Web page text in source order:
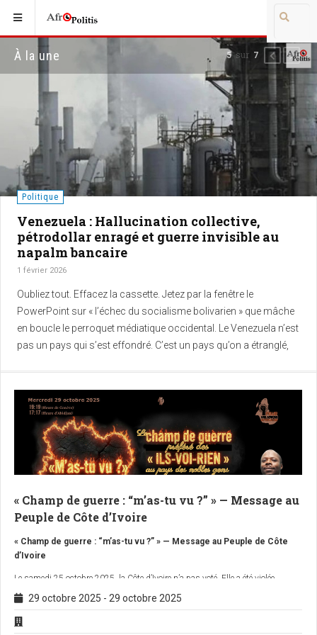
À la une
Politique
Venezuela : Hallucination collective,
pétrodollar enragé et guerre invisible au
napalm bancaire
1 février 2026
Oubliez tout. Effacez la cassette. Jetez par la fenêtre le
PowerPoint sur « l’échec du socialisme bolivarien » que mâche
en boucle le perroquet médiatique occidental. Le Venezuela n’est
pas un pays qui s’est effondré. C’est un pays qu’on a étranglé,
5sur 7 Précédent
« Champ de guerre : “m’as-tu vu ?” » — Message au
Peuple de Côte d’Ivoire
« Champ de guerre : “m’as-tu vu ?” » — Message au Peuple de Côte
d’Ivoire
Le samedi 25 octobre 2025, la Côte d’Ivoire n’a pas voté. Elle a été violée.
Sous couvert d’élections, Alassane Ouattara a perpétré un
— un véritable
anticonstitutionnel, au mépris total de la volonté populaire, des urnes
29 octobre 2025 - 29 octobre 2025